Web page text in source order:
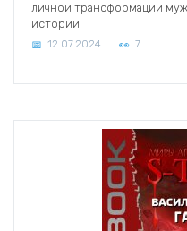
личной трансформации
истории
12.07.2024 7